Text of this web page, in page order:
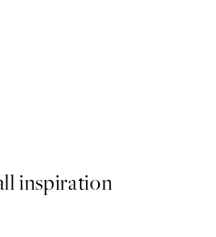
inspiration